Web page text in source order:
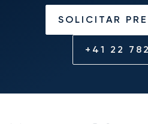
SOLICITAR
+41 22